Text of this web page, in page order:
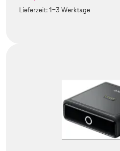
Lieferzeit:1-3 Werktage